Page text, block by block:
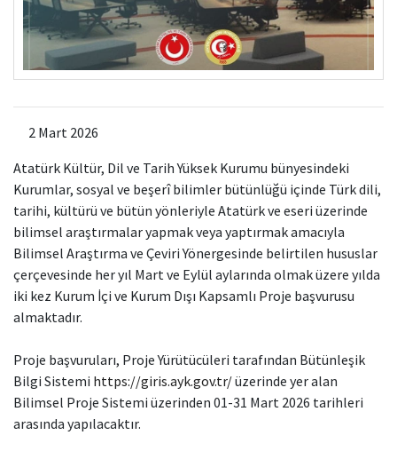
2 Mart 2026
Atatürk Kültür, Dil ve Tarih Yüksek Kurumu bünyesindeki
Kurumlar, sosyal ve beşerî bilimler bütünlüğü içinde Türk dili,
tarihi, kültürü ve bütün yönleriyle Atatürk ve eseri üzerinde
bilimsel araştırmalar yapmak veya yaptırmak amacıyla
Bilimsel Araştırma ve Çeviri Yönergesinde belirtilen hususlar
çerçevesinde her yıl Mart ve Eylül aylarında olmak üzere yılda
iki kez Kurum İçi ve Kurum Dışı Kapsamlı Proje başvurusu
almaktadır.
Proje başvuruları, Proje Yürütücüleri tarafından Bütünleşik
Bilgi Sistemi https://giris.ayk.gov.tr/üzerinde yer alan
Bilimsel Proje Sistemi üzerinden 01-31 Mart 2026 tarihleri
arasında yapılacaktır.